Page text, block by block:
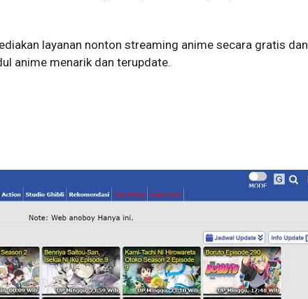
layanan nonton streaming anime secara gratis dan
anime menarik dan terupdate.